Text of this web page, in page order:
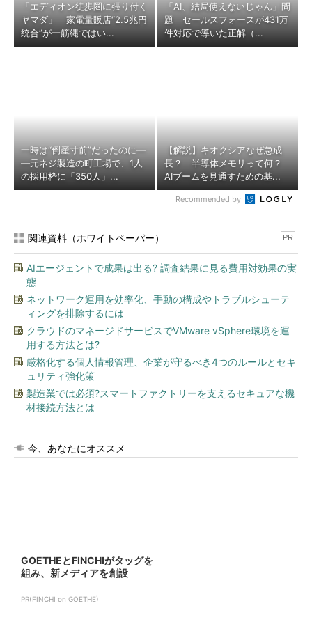
「エディオン徒歩圏に張り付く
ヤマダ」 家電量販店“2.5兆円
統合”が一筋縄ではい...
「AI、結局使えないじゃん」問
題 セールスフォースが431万
件対応で導いた正解（...
一時は“倒産寸前”だったのに―
―元ネジ製造の町工場で、1人
の採用枠に「350人」...
【解説】キオクシアなぜ急成
長？ 半導体メモリって何？
AIブームを見通すための基...
Recommended by
関連資料（ホワイトペーパー） PR
AIエージェントで成果は出る? 調査結果に見る費用対効果の実
態
ネットワーク運用を効率化、手動の構成やトラブルシューテ
ィングを排除するには
クラウドのマネージドサービスでVMware vSphere環境を運
用する方法とは?
厳格化する個人情報管理、企業が守るべき4つのルールとセキ
ュリティ強化策
製造業では必須?スマートファクトリーを支えるセキュアな機
材接続方法とは
今、あなたにオススメ
GOETHEとFINCHIがタッグを
組み、新メディアを創設
PR(FINCHI on GOETHE)